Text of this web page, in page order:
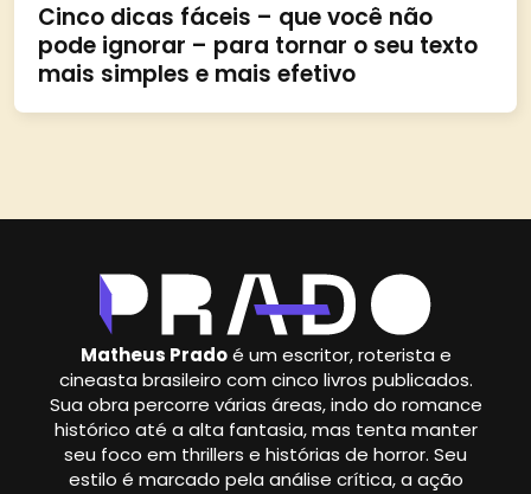
Cinco dicas fáceis – que você não
pode ignorar – para tornar o seu texto
mais simples e mais efetivo
Matheus Pradoé um escritor, roterista e
cineasta brasileiro com cinco livros publicados.
Sua obra percorre várias áreas, indo do romance
histórico até a alta fantasia, mas tenta manter
seu foco em thrillers e histórias de horror. Seu
estilo é marcado pela análise crítica, a ação